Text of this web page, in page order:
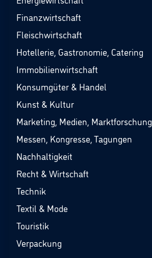
Finanzwirtschaft
Fleischwirtschaft
Hotellerie, Gastronomie, Catering
Immobilienwirtschaft
Konsumgüter & Handel
Kunst & Kultur
Marketing, Medien, Marktforschung
Messen, Kongresse, Tagungen
Nachhaltigkeit
Recht & Wirtschaft
Technik
Textil & Mode
Touristik
Verpackung